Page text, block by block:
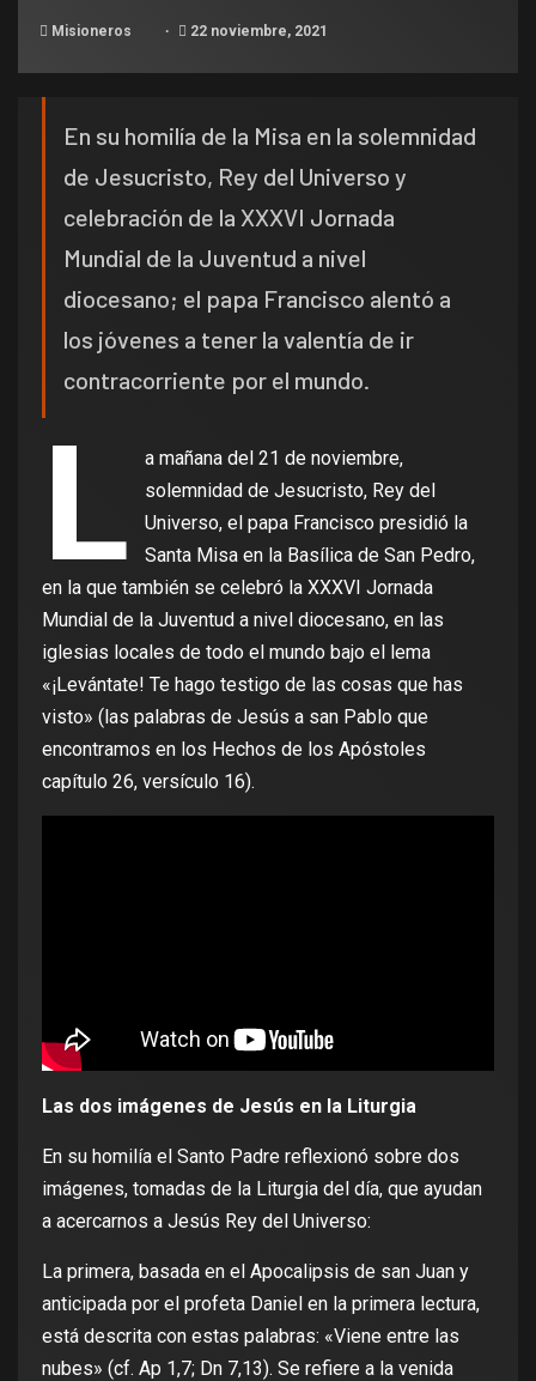
Misioneros 22 noviembre, 2021
En su homilía de la Misa en la solemnidad
de Jesucristo, Rey del Universo y
celebración de la XXXVI Jornada
Mundial de la Juventud a nivel
diocesano; el papa Francisco alentó a
los jóvenes a tener la valentía de ir
contracorriente por el mundo.
L
a mañana del 21 de noviembre,
solemnidad de Jesucristo, Rey del
Universo, el papa Francisco presidió la
Santa Misa en la Basílica de San Pedro,
en la que también se celebró la XXXVI Jornada
Mundial de la Juventud a nivel diocesano, en las
iglesias locales de todo el mundo bajo el lema
«¡Levántate! Te hago testigo de las cosas que has
visto» (las palabras de Jesús a san Pablo que
encontramos en los Hechos de los Apóstoles
capítulo 26, versículo 16).
Las dos imágenes de Jesús en la Liturgia
En su homilía el Santo Padre reflexionó sobre dos
imágenes, tomadas de la Liturgia del día, que ayudan
a acercarnos a Jesús Rey del Universo:
La primera, basada en el Apocalipsis de san Juan y
anticipada por el profeta Daniel en la primera lectura,
está descrita con estas palabras: «Viene entre las
nubes» (cf. Ap 1,7; Dn 7,13). Se refiere a la venida